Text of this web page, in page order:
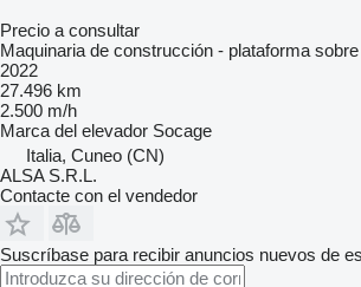
Precio a consultar
Maquinaria de construcción - plataforma
2022
27.496 km
2.500 m/h
Marca del elevador Socage
Italia, Cuneo (CN)
ALSA S.R.L.
Contacte con el vendedor
Suscríbase para recibir anuncios nuevos de